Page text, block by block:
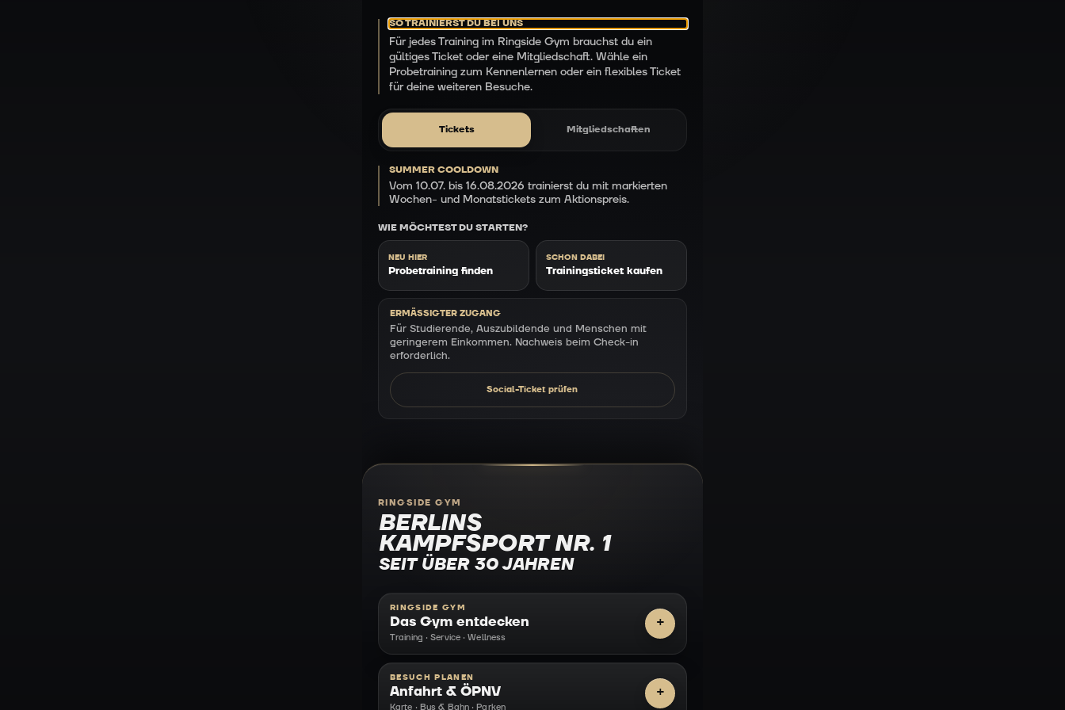
SO TRAINIERST DU BEI UNS
Für jedes Training im Ringside Gym brauchst du ein
gültiges Ticket oder eine Mitgliedschaft. Wähle ein
Probetraining zum Kennenlernen oder ein flexibles Ticket
für deine weiteren Besuche.
Tickets Mitgliedschaften
Ticket-Finder
SUMMER COOLDOWN
Vom 10.07. bis 16.08.2026 trainierst du mit markierten
Wochen- und Monatstickets zum Aktionspreis.
WIE MÖCHTEST DU STARTEN?
NEU HIER
Probetraining finden
SCHON DABEI
Trainingsticket kaufen
ERMÄSSIGTER ZUGANG
Für Studierende, Auszubildende und Menschen mit
geringerem Einkommen. Nachweis beim Check-in
erforderlich.
Social-Ticket prüfen
RINGSIDE GYM
BERLINS
KAMPFSPORT NR. 1
SEIT ÜBER 30 JAHREN
RINGSIDE GYM
Das Gym entdecken
Training · Service · Wellness
BESUCH PLANEN
Anfahrt & ÖPNV
Karte · Bus & Bahn · Parken